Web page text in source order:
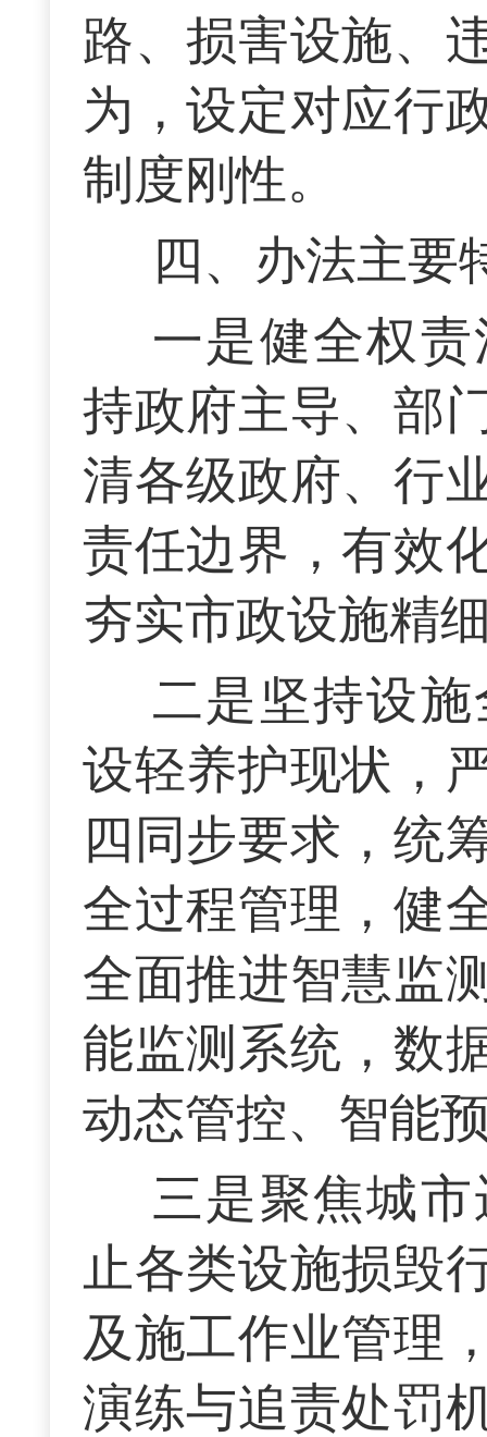
路、损害设施、
为，设定对应行
制度刚性。
四、办法主要
一是健全权
持政府主导、部
清各级政府、行
责任边界，有效
夯实市政设施精
二是坚持设
设轻养护现状，
四同步要求，统
全过程管理，健
全面推进智慧监
能监测系统，数
动态管控、智能
三是聚焦城
止各类设施损毁
及施工作业管理
演练与追责处罚